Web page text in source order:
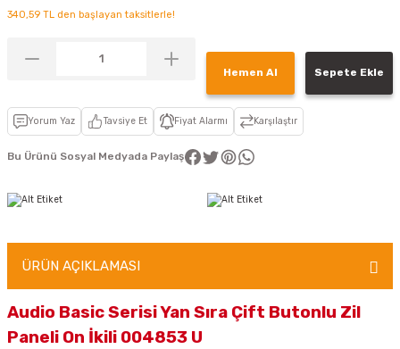
340,59 TL den başlayan taksitlerle!
Hemen Al Sepete Ekle
Yorum Yaz Tavsiye Et Fiyat Alarmı Karşılaştır
Bu Ürünü Sosyal Medyada Paylaş
ÜRÜN AÇIKLAMASI
Audio Basic Serisi Yan Sıra Çift Butonlu Zil
Paneli On İkili 004853 U